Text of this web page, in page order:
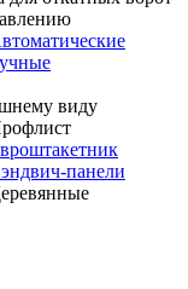
виду
панели